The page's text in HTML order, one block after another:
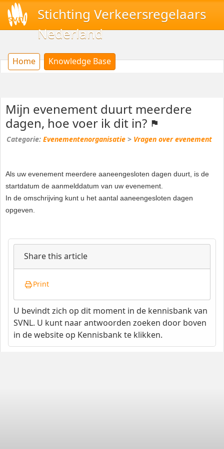
Stichting Verkeersregelaars
Nederland
Home Knowledge Base
Mijn evenement duurt meerdere
dagen, hoe voer ik dit in?
Evenementenorganisatie > Vragen over evenement
Als uw evenement meerdere aaneengesloten dagen duurt, is de
startdatum de aanmelddatum van uw evenement.
In de omschrijving kunt u het aantal aaneengesloten dagen
opgeven.
Share this article
Print